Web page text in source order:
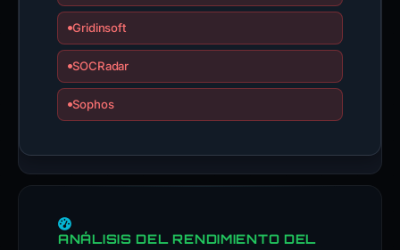
Gridinsoft
SOCRadar
Sophos
ANÁLISIS DEL RENDIMIENTO DEL